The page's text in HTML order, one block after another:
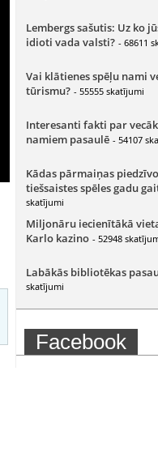
Lembergs sašutis: Uz ko
idioti vada valsti? - 68611
Vai klātienes spēļu nami
tūrismu? - 55555 skatījumi
Interesanti fakti par
namiem pasaulē - 54107
Kādas pārmaiņas
tiešsaistes spēles gadu
skatījumi
Miljonāru iecienītākā
Karlo kazino - 52948
Labākās bibliotēkas
skatījumi
Facebook